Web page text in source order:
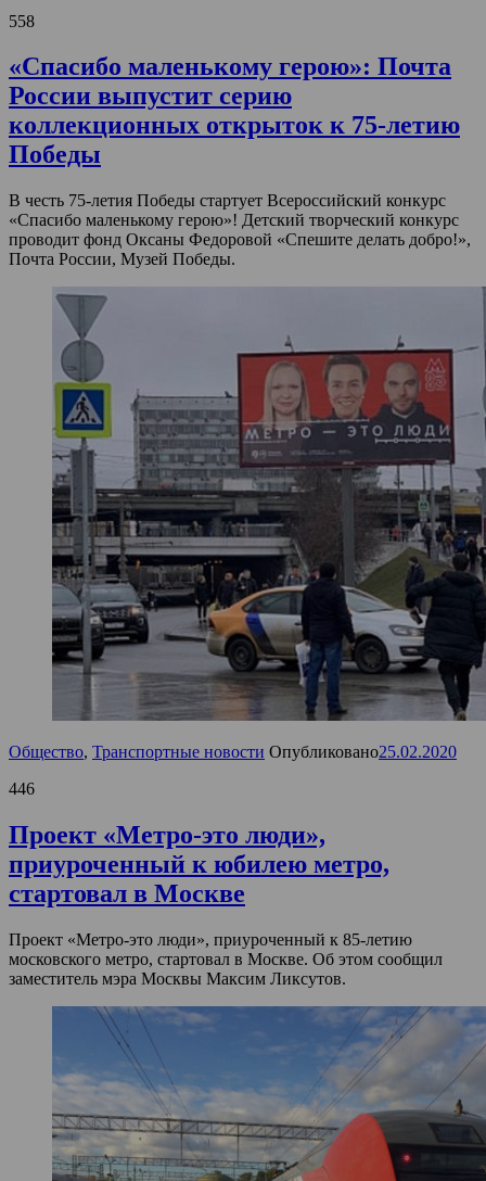
558
«Спасибо маленькому герою»: Почта
России выпустит серию
коллекционных открыток к 75-летию
Победы
В честь 75-летия Победы стартует Всероссийский конкурс
«Спасибо маленькому герою»! Детский творческий конкурс
проводит фонд Оксаны Федоровой «Спешите делать добро!»,
Почта России, Музей Победы.
Общество, Транспортные новости Опубликовано25.02.2020
446
Проект «Метро-это люди»,
приуроченный к юбилею метро,
стартовал в Москве
Проект «Метро-это люди», приуроченный к 85-летию
московского метро, стартовал в Москве. Об этом сообщил
заместитель мэра Москвы Максим Ликсутов.